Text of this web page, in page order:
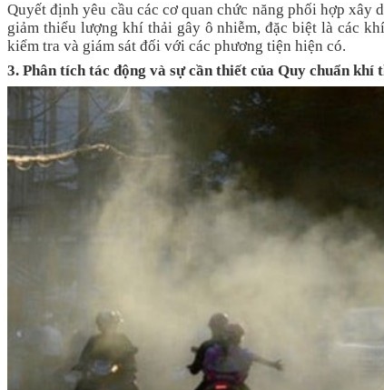
Quyết định yêu cầu các cơ quan chức năng phối hợp xây
giảm thiểu lượng khí thải gây ô nhiễm, đặc biệt là các
kiểm tra và giám sát đối với các phương tiện hiện có.
3. Phân tích tác động và sự cần thiết của Quy chuẩn khí